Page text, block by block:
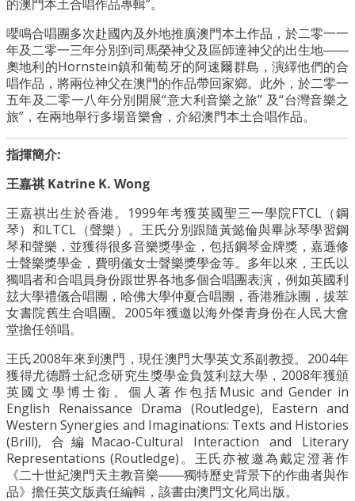
的澳門本土合唱作品專輯”。
嚶鳴合唱團多次赴國內及外地推廣澳門本土作品，於二零一一
年及二零一三年分別到司馬榮神父及區師達神父的出生地――
奧地利的Hornstein鎮和葡萄牙的阿速爾群島，演繹他們的合
唱作品，將兩位神父在澳門的作品帶回家鄉。此外，於二零一
五年及二零一八年分別開展“意大利音樂之旅” 及“台灣音樂之
旅”，在兩地舉行多場音樂會，介紹澳門本土合唱作品。
指揮簡介:
王嘉祺 Katrine K. Wong
王嘉祺出生於香港。1999年考獲英國聖三一學院FTCL（鋼
琴）和LTCL（聲樂）。王氏分別跟隨黃懿倫與畢詠琴學習鋼
琴和聲樂，並獲得很多音樂獎學金，包括鋼琴金牌獎，嘉遜修
士聲樂獎學金，費明儀女士聲樂獎學金等。多年以來，王氏以
獨唱者和合唱員身份跟世界各地多個合唱團表演，例如英國利
玆大學禮儀合唱團，哈佛大學仲夏合唱團，香港雅詠團，拔萃
女書院舊生合唱團。2005年獲邀以海外傑青身份在人民大會
堂擔任領唱。
王氏2008年來到澳門，現任澳門大學英文系副教授。2004年
獲得尤德爵士紀念研究生獎學金負笈利玆大學，2008年獲頒
英國文學博士銜。個人著作包括Music and Gender in
English Renaissance Drama (Routledge), Eastern and
Western Synergies and Imaginations: Texts and Histories
(Brill), 合編Macao-Cultural Interaction and Literary
Representations (Routledge)。王氏亦被邀為戴定澄著作
《二十世紀澳門天主教音樂――獨特歷史背景下的作曲者與作
品》擔任英文版責任編輯，該書由澳門文化局出版。